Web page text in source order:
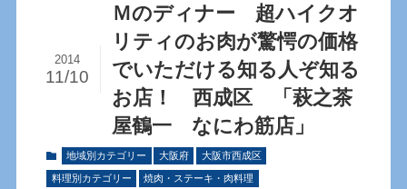
Ｍのディナー 超ハイクオ
リティのお肉が驚愕の価格
でいただける知る人ぞ知る
お店！ 西成区 「萩之茶
屋鶴一 なにわ筋店」
2014
11/10
地域別カテゴリー 大阪府 大阪市西成区
料理別カテゴリー 焼肉・ステーキ・肉料理